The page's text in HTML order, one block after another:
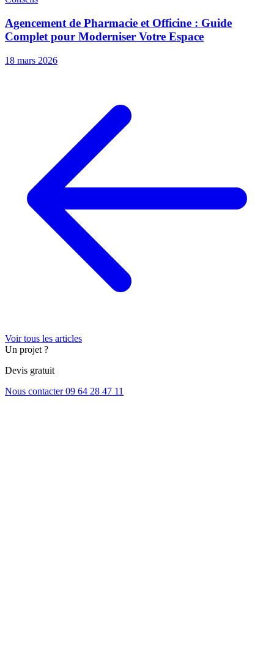
Agencement de Pharmacie et Officine : Guide
Complet pour Moderniser Votre Espace
18 mars 2026
Voir tous les articles
Un projet ?
Devis gratuit
Nous contacter09 64 28 47 11